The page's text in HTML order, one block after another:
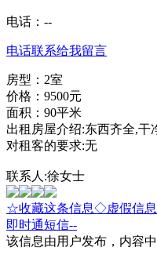
电话： --
电话联系给我留言
房型：2室
价格：9500元
面积：90平米
出租房屋介绍:东西齐全,干
对租客的要求:无
联系人:徐女士
☆收藏这条信息◇虚假信
即时通短信--
该信息由用户发布，内容